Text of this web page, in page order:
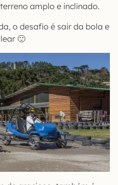
amplo e inclinado.
o desafio é sair da bola e
🙂